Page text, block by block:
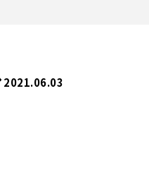
2021.06.03